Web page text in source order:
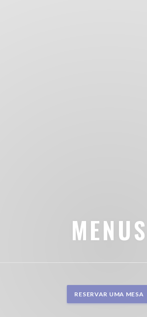
MENUS
RESERVAR UMA MESA